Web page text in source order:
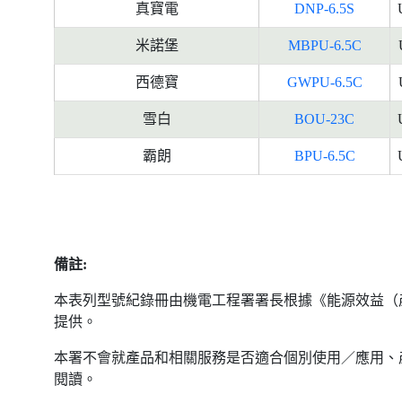
真寶電 DNP-6.5S
米諾堡 MBPU-6.5C
西德寶 GWPU-6.5C
雪白 BOU-23C
霸朗 BPU-6.5C
備註:
本表列型號紀錄冊由機電工程署署長根據《能源效益
提供。
本署不會就產品和相關服務是否適合個別使用／應用
閱讀。